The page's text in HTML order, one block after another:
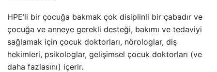
HPE’li bir çocuğa bakmak çok disiplinli bir çabadır ve
çocuğa ve anneye gerekli desteği, bakımı ve tedaviyi
sağlamak için çocuk doktorları, nörologlar, diş
hekimleri, psikologlar, gelişimsel çocuk doktorları (ve
daha fazlasını) içerir.